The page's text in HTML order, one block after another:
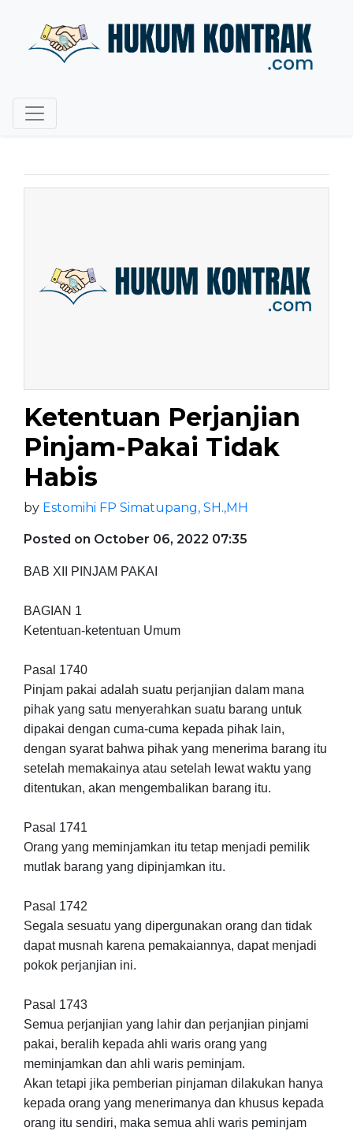
Ketentuan Perjanjian
Pinjam-Pakai Tidak
Habis
by Estomihi FP Simatupang, SH.,MH
Posted on October 06, 2022 07:35
BAB XII PINJAM PAKAI
BAGIAN 1
Ketentuan-ketentuan Umum
Pasal 1740
Pinjam pakai adalah suatu perjanjian dalam mana
pihak yang satu menyerahkan suatu barang untuk
dipakai dengan cuma-cuma kepada pihak lain,
dengan syarat bahwa pihak yang menerima barang itu
setelah memakainya atau setelah lewat waktu yang
ditentukan, akan mengembalikan barang itu.
Pasal 1741
Orang yang meminjamkan itu tetap menjadi pemilik
mutlak barang yang dipinjamkan itu.
Pasal 1742
Segala sesuatu yang dipergunakan orang dan tidak
dapat musnah karena pemakaiannya, dapat menjadi
pokok perjanjian ini.
Pasal 1743
Semua perjanjian yang lahir dan perjanjian pinjami
pakai, beralih kepada ahli waris orang yang
meminjamkan dan ahli waris peminjam.
Akan tetapi jika pemberian pinjaman dilakukan hanya
kepada orang yang menerimanya dan khusus kepada
orang itu sendiri, maka semua ahli waris peminjam